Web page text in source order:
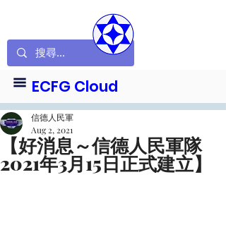
ECFG Cloud
【好消息～信德人民軍隊
2021年3月15日正式建立】
信德人民軍
Aug 2, 2021